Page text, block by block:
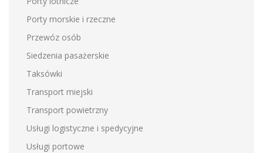
Porty morskie i rzeczne
Przewóz osób
Siedzenia pasażerskie
Taksówki
Transport miejski
Transport powietrzny
Usługi logistyczne i spedycyjne
Usługi portowe